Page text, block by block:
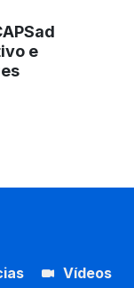
e
Vídeos